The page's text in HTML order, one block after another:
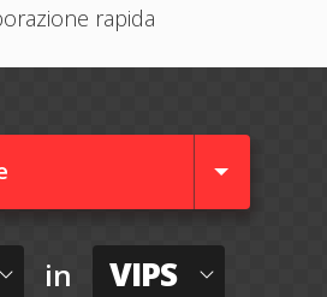
rapida
in VIPS